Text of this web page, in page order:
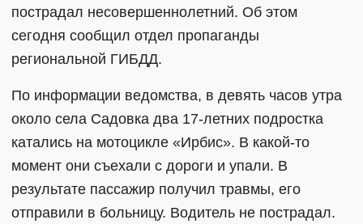
пострадал несовершеннолетний. Об этом
сегодня сообщил отдел пропаганды
региональной ГИБДД.
По информации ведомства, в девять часов утра
около села Садовка два 17-летних подростка
катались на мотоцикле «Ирбис». В какой-то
момент они съехали с дороги и упали. В
результате пассажир получил травмы, его
отправили в больницу. Водитель не пострадал.